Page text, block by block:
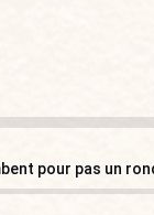
pour pas un